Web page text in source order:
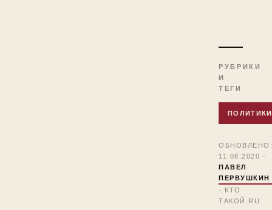
РУБРИКИ
И
ТЕГИ
ПОЛИТИКИ
11.08.2020 ·
ПАВЕЛ
ПЕРВУШКИН
· КТО
ТАКОЙ.RU